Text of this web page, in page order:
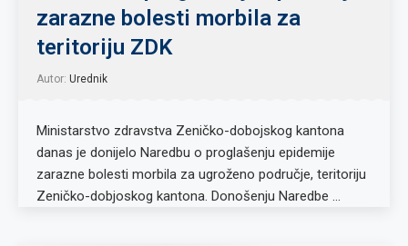
zarazne bolesti morbila za
teritoriju ZDK
Autor: Urednik
Ministarstvo zdravstva Zeničko-dobojskog kantona
danas je donijelo Naredbu o proglašenju epidemije
zarazne bolesti morbila za ugroženo područje, teritoriju
Zeničko-dobjoskog kantona. Donošenju Naredbe …